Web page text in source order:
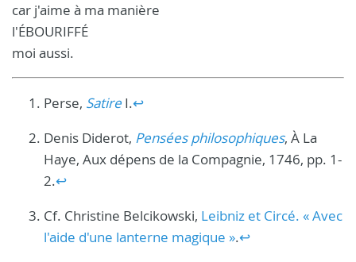
car j'aime à ma manière
l'ÉBOURIFFÉ
moi aussi.
Perse, Satire I.↩︎
Denis Diderot, Pensées philosophiques, À La
Haye, Aux dépens de la Compagnie, 1746, pp. 1-
2.↩︎
Cf. Christine Belcikowski, Leibniz et Circé. « Avec
l'aide d'une lanterne magique ».↩︎